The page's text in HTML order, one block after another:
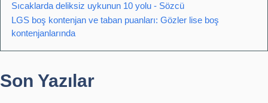
Sıcaklarda deliksiz uykunun 10 yolu - Sözcü
LGS boş kontenjan ve taban puanları: Gözler lise boş
kontenjanlarında
Son Yazılar